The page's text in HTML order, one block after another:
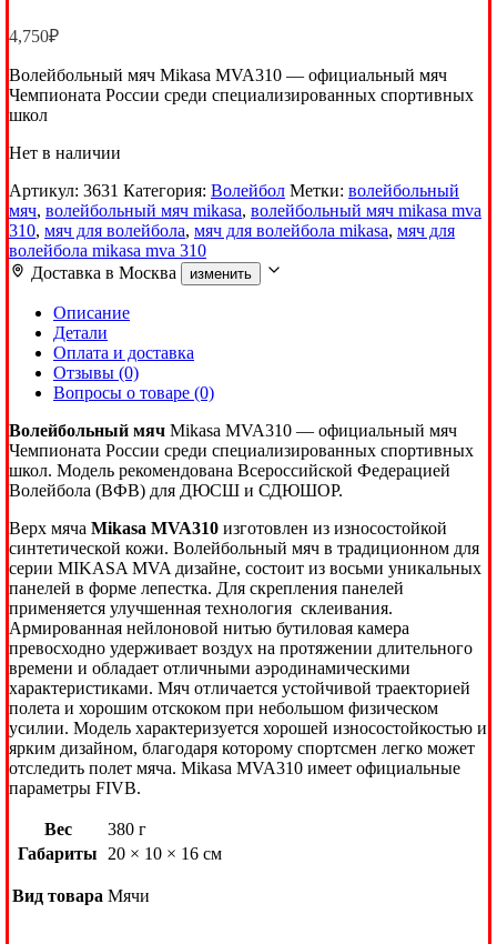
4,750₽
Волейбольный мяч Mikasa MVA310 — официальный мяч
Чемпионата России среди специализированных спортивных
школ
Нет в наличии
Артикул: 3631 Категория: Волейбол Метки: волейбольный
мяч, волейбольный мяч mikasa, волейбольный мяч mikasa mva
310, мяч для волейбола, мяч для волейбола mikasa, мяч для
волейбола mikasa mva 310
Доставка в Москва изменить
Описание
Детали
Оплата и доставка
Отзывы (0)
Вопросы о товаре (0)
Волейбольный мяч Mikasa MVA310 — официальный мяч
Чемпионата России среди специализированных спортивных
школ. Модель рекомендована Всероссийской Федерацией
Волейбола (ВФВ) для ДЮСШ и СДЮШОР.
Верх мяча Mikasa MVA310 изготовлен из износостойкой
синтетической кожи. Волейбольный мяч в традиционном для
серии MIKASA MVA дизайне, состоит из восьми уникальных
панелей в форме лепестка. Для скрепления панелей
применяется улучшенная технология склеивания.
Армированная нейлоновой нитью бутиловая камера
превосходно удерживает воздух на протяжении длительного
времени и обладает отличными аэродинамическими
характеристиками. Мяч отличается устойчивой траекторией
полета и хорошим отскоком при небольшом физическом
усилии. Модель характеризуется хорошей износостойкостью и
ярким дизайном, благодаря которому спортсмен легко может
отследить полет мяча. Mikasa MVA310 имеет официальные
параметры FIVB.
Вес
380 г
Габариты
20 × 10 × 16 см
Вид товара Мячи